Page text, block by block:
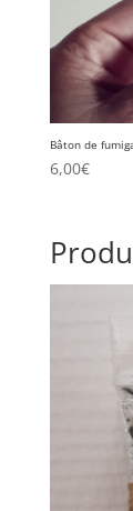
Bâton de
6,00€